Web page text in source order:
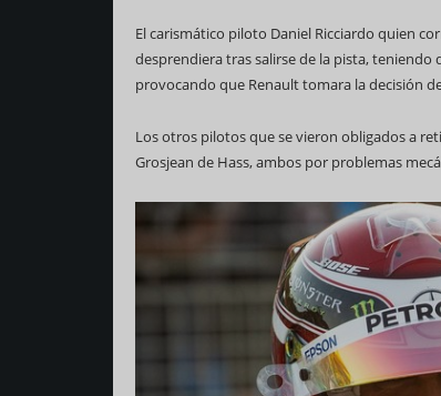
El carismático piloto Daniel Ricciardo quien
desprendiera tras salirse de la pista,
provocando que Renault tomara la decisión
Los otros pilotos que se vieron obligados a
Grosjean de Hass, ambos por problemas